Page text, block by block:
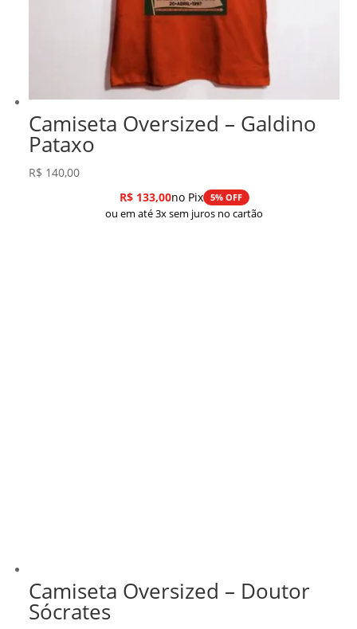
Camiseta Oversized – Galdino
Pataxo
R$ 140,00
R$133,00no Pix 5% OFF
ou em até 3x sem juros no cartão
Camiseta Oversized – Doutor
Sócrates